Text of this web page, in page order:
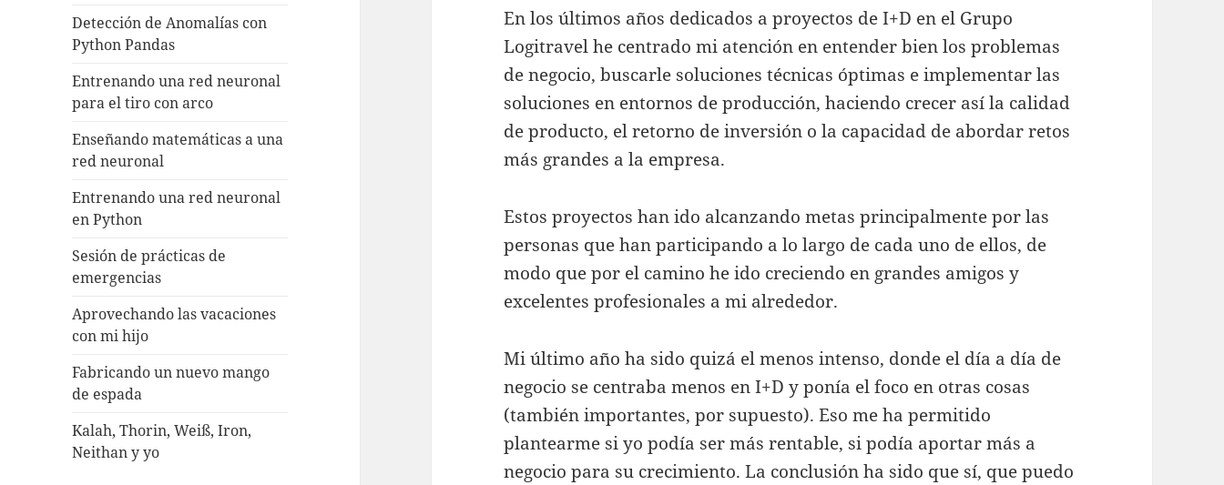
Detección de Anomalías con
Python Pandas
Entrenando una red neuronal
para el tiro con arco
Enseñando matemáticas a una
red neuronal
Entrenando una red neuronal
en Python
Sesión de prácticas de
emergencias
Aprovechando las vacaciones
con mi hijo
Fabricando un nuevo mango
de espada
Kalah, Thorin, Weiß, Iron,
Neithan y yo
En los últimos años dedicados a proyectos de I+D en el Grupo
Logitravel he centrado mi atención en entender bien los problemas
de negocio, buscarle soluciones técnicas óptimas e implementar las
soluciones en entornos de producción, haciendo crecer así la calidad
de producto, el retorno de inversión o la capacidad de abordar retos
más grandes a la empresa.
Estos proyectos han ido alcanzando metas principalmente por las
personas que han participando a lo largo de cada uno de ellos, de
modo que por el camino he ido creciendo en grandes amigos y
excelentes profesionales a mi alrededor.
Mi último año ha sido quizá el menos intenso, donde el día a día de
negocio se centraba menos en I+D y ponía el foco en otras cosas
(también importantes, por supuesto). Eso me ha permitido
plantearme si yo podía ser más rentable, si podía aportar más a
negocio para su crecimiento. La conclusión ha sido que sí, que puedo